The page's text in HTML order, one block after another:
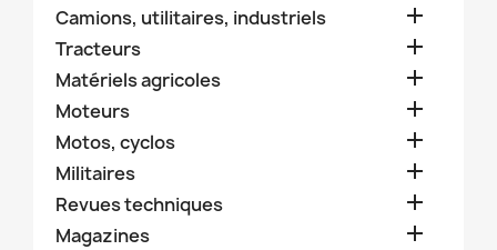
Camions, utilitaires, industriels 
Tracteurs 
Matériels agricoles 
Moteurs 
Motos, cyclos 
Militaires 
Revues techniques 
Magazines 